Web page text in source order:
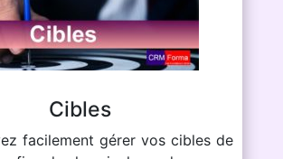
Cibles
facilement gérer vos cibles de